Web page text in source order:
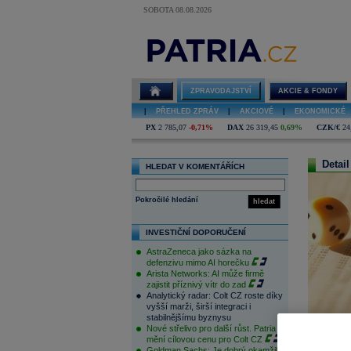
SOBOTA 08.08.2026
ZPRAVODAJSTVÍ AKCIE & FONDY
PŘEHLED ZPRÁV AKCIOVÉ EKONOMICKÉ
PX 2 785,07 -0,71% DAX 26 319,45 0,69% CZK/€
HLEDAT V KOMENTÁŘÍCH
hledat
Pokročilé hledání
INVESTIČNÍ DOPORUČENÍ
AstraZeneca jako sázka na
defenzivu mimo AI horečku
Arista Networks: AI může firmě
zajistit příznivý vítr do zad
Analytický radar: Colt CZ roste díky
vyšší marži, širší integraci i
stabilnějšímu byznysu
Nové střelivo pro další růst. Patria
mění cílovou cenu pro Colt CZ